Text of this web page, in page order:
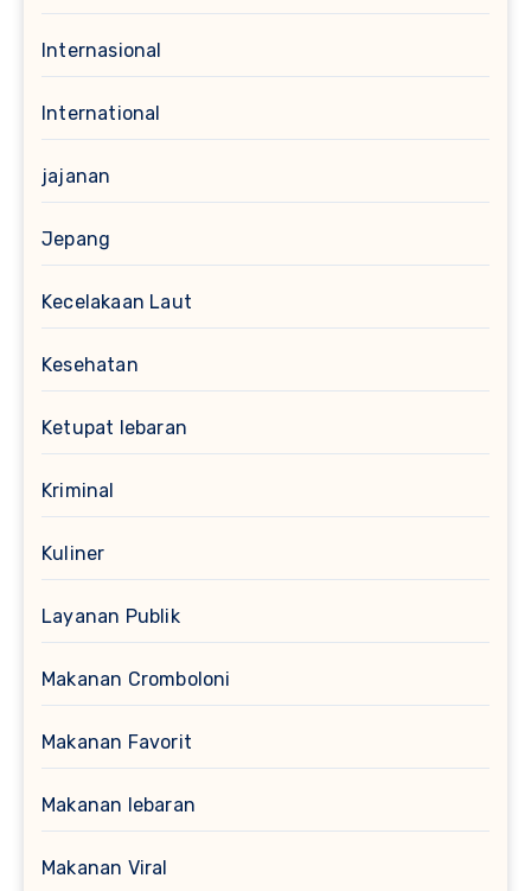
Internasional
International
jajanan
Jepang
Kecelakaan Laut
Kesehatan
Ketupat lebaran
Kriminal
Kuliner
Layanan Publik
Makanan Cromboloni
Makanan Favorit
Makanan lebaran
Makanan Viral